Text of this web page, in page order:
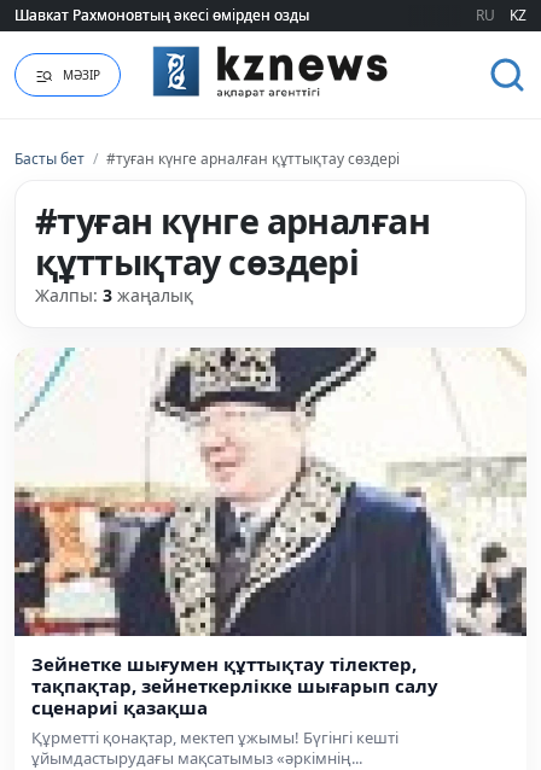
Шавкат Рахмоновтың әкесі өмірден озды
Шавкат Рахмоновтың әкесі өмірден озды RU KZ
МӘЗІР
Басты бет / #туған күнге арналған құттықтау сөздері
#туған күнге арналған
құттықтау сөздері
Жалпы: 3 жаңалық
Зейнетке шығумен құттықтау тілектер,
тақпақтар, зейнеткерлікке шығарып салу
сценариі қазақша
Құрметті қонақтар, мектеп ұжымы! Бүгінгі кешті
ұйымдастырудағы мақсатымыз «әркімнің...